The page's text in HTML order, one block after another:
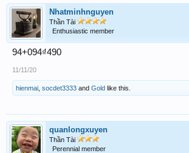
Nhatminhnguyen
Thần Tài
Enthusiastic member
94+094₫490
11/11/20
hienmai socdet3333 and Gold like this.
quanlongxuyen
Thần Tài
Perennial member